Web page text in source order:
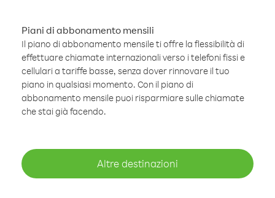
Piani di abbonamento mensili
Il piano di abbonamento mensile ti offre la flessibilità di
effettuare chiamate internazionali verso i telefoni fissi e
cellulari a tariffe basse, senza dover rinnovare il tuo
piano in qualsiasi momento. Con il piano di
abbonamento mensile puoi risparmiare sulle chiamate
che stai già facendo.
Altre destinazioni